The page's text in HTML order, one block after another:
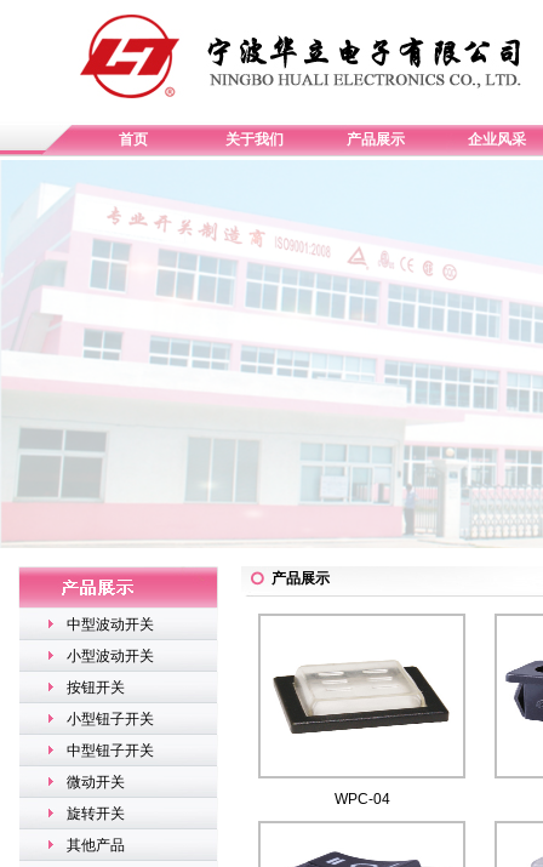
首页 关于我们 产品展示 企业风采
中型波动开关
小型波动开关
按钮开关
小型钮子开关
中型钮子开关
微动开关
旋转开关
其他产品
WPC-04
产品展示